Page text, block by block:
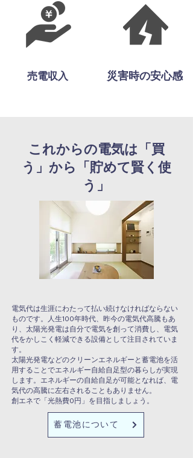
​売電収入 災害時の安心感
これからの電気は「買
う」から「貯めて賢く使
う」
電気代は生涯にわたって払い続けなければならない
ものです。人生100年時代、昨今の電気代高騰もあ
り、太陽光発電は自分で電気を創って消費し、電気
代をかしこく軽減できる設備として注目されていま
す。
太陽光発電などのクリーンエネルギーと蓄電池を活
用することでエネルギー自給自足型の暮らしが実現
します。エネルギーの自給自足が可能となれば、電
気代の高騰に左右されることもありません。
創エネで「光熱費0円」を目指しましょう。
蓄電池について